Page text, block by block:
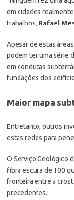
em cidades
trabalhos, Rafael
Apesar de estas
podem ter uma série
em condutas
fundações dos
Maior mapa
Entretanto, outros
estas redes para
O Serviço Geológico
fibra escura de 100
fronteira entre a
precedentes.